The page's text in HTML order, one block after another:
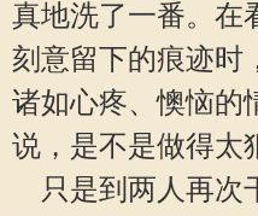
真地洗了一番。在
刻意留下的痕迹时
诸如心疼、懊恼的
说，是不是做得太
只是到两人再次